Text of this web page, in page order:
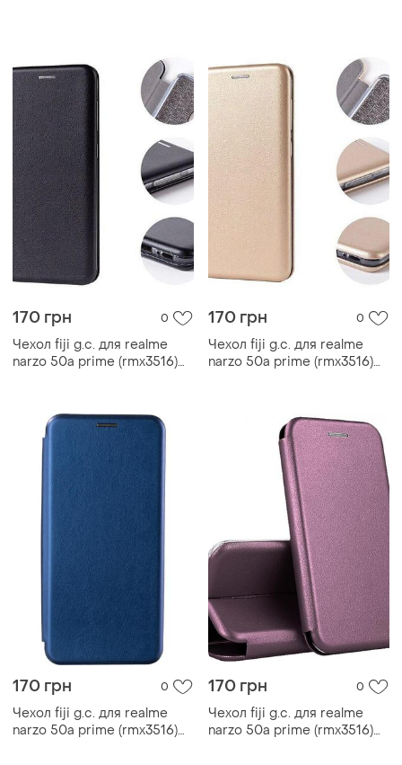
170 грн 0
Чехол fiji g.c. для realme
narzo 50a prime (rmx3516)
170 грн 0
Чехол fiji g.c. для realme
narzo 50a prime (rmx3516)
170 грн 0
Чехол fiji g.c. для realme
narzo 50a prime (rmx3516)
170 грн 0
Чехол fiji g.c. для realme
narzo 50a prime (rmx3516)